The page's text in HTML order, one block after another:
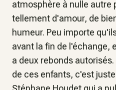
atmosphère à nulle autre
tellement d'amour, de
humeur. Peu importe
avant la fin de l'échange,
a deux rebonds
de ces enfants, c'est